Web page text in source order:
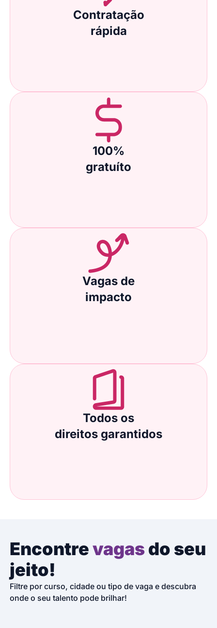
Contratação
rápida
100%
gratuíto
Vagas de
impacto
Todos os
direitos garantidos
Encontrevagasdo seu
jeito!
Filtre por curso, cidade ou tipo de vaga e descubra
onde o seu talento pode brilhar!